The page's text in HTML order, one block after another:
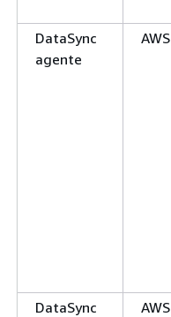
DataSync
agente
AWS
DataSync
AWS